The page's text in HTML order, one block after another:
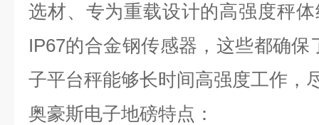
选材、专为重载设计的高强度秤
IP67的合金钢传感器，这些都确保
子平台秤能够长时间高强度工作，
奥豪斯电子地磅特点：